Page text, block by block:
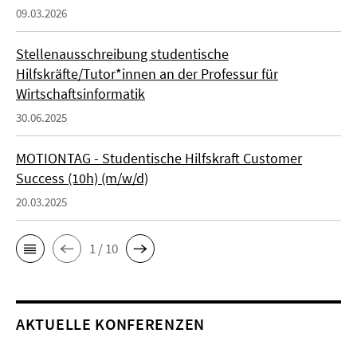
09.03.2026
Stellenausschreibung studentische
Hilfskräfte/Tutor*innen an der Professur für
Wirtschaftsinformatik
30.06.2025
MOTIONTAG - Studentische Hilfskraft Customer
Success (10h) (m/w/d)
20.03.2025
1 / 10
AKTUELLE KONFERENZEN